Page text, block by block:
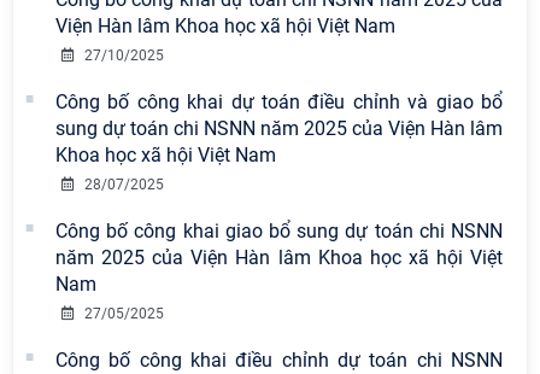
Viện Hàn lâm Khoa học xã hội Việt Nam
27/10/2025
Công bố công khai dự toán điều chỉnh và giao bổ
sung dự toán chi NSNN năm 2025 của Viện Hàn lâm
Khoa học xã hội Việt Nam
28/07/2025
Công bố công khai giao bổ sung dự toán chi NSNN
năm 2025 của Viện Hàn lâm Khoa học xã hội Việt
Nam
27/05/2025
Công bố công khai điều chỉnh dự toán chi NSNN